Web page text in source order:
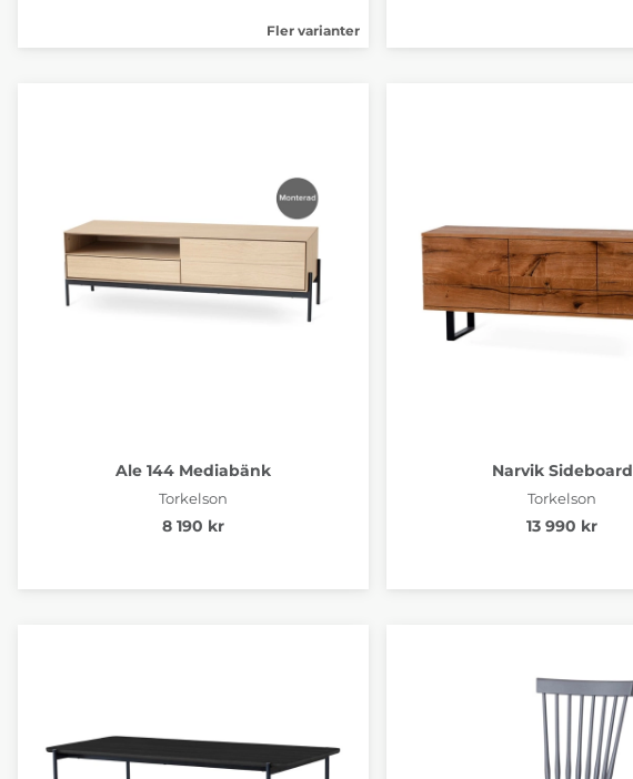
Fler varianter
Ale 144 Mediabänk
Torkelson
8 190 kr
Narvik Sideboard
Torkelson
13 990 kr